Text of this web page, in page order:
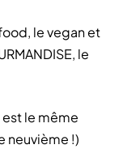
le vegan et
le
le même
neuvième !)